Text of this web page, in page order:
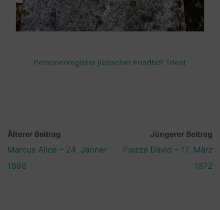
Personenregister jüdischer Friedhof Triest
Älterer Beitrag
Marcus Alice – 24. Jänner
1898
Jüngerer Beitrag
Piazza David – 17. März
1872